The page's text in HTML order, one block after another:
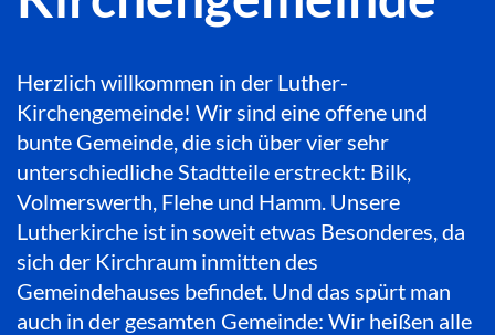
Herzlich willkommen in der Luther-
Kirchengemeinde! Wir sind eine offene und
bunte Gemeinde, die sich über vier sehr
unterschiedliche Stadtteile erstreckt: Bilk,
Volmerswerth, Flehe und Hamm. Unsere
Lutherkirche ist in soweit etwas Besonderes, da
sich der Kirchraum inmitten des
Gemeindehauses befindet. Und das spürt man
auch in der gesamten Gemeinde: Wir heißen alle